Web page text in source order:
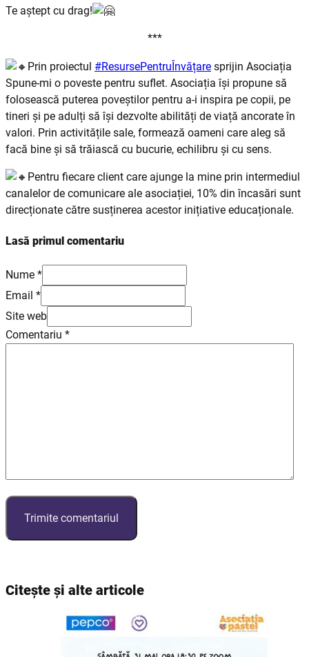
Te aștept cu drag!
***
Prin proiectul #ResursePentruÎnvățare sprijin Asociația
Spune-mi o poveste pentru suflet. Asociația își propune să
folosească puterea poveștilor pentru a-i inspira pe copii, pe
tineri și pe adulți să își dezvolte abilități de viață ancorate în
valori. Prin activitățile sale, formează oameni care aleg să
facă bine și să trăiască cu bucurie, echilibru și cu sens.
Pentru fiecare client care ajunge la mine prin intermediul
canalelor de comunicare ale asociației, 10% din încasări sunt
direcționate către susținerea acestor inițiative educaționale.
Lasă primul comentariu
Nume *
Email *
Site web
Comentariu *
Citește și alte articole